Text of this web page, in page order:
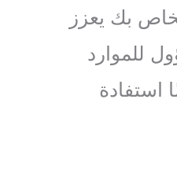
بك يعزز
للموارد
استفادة